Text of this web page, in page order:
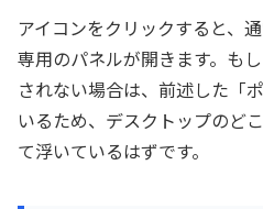
アイコンをクリックすると、
専用のパネルが開きます。も
されない場合は、前述した「
いるため、デスクトップのど
て浮いているはずです。